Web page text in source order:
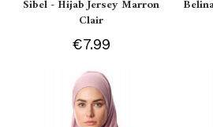
Sibel - Hijab Jersey Marron
Clair
€7.99